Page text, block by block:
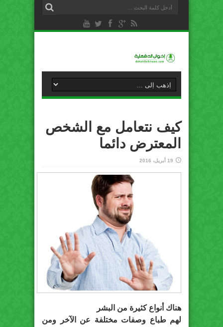
كيف نتعامل مع الشخص
المعترض دائما
19 أبريل، 2016
هناك أنواع كثيرة من البشر
لهم طباع وصفات مختلفة عن الآخر ومن